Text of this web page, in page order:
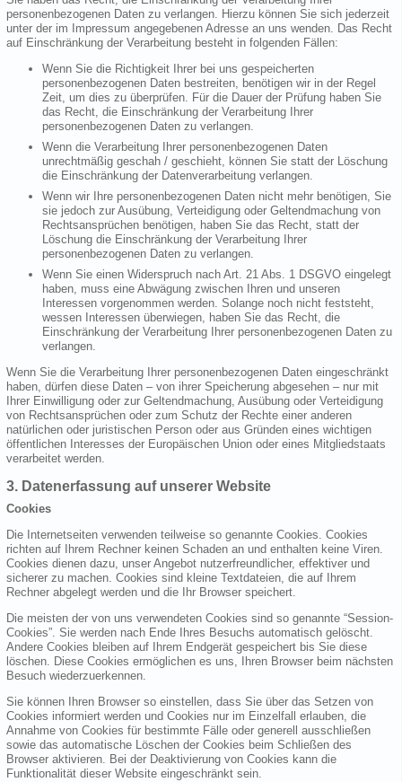
personenbezogenen Daten zu verlangen. Hierzu können Sie sich jederzeit
unter der im Impressum angegebenen Adresse an uns wenden. Das Recht
auf Einschränkung der Verarbeitung besteht in folgenden Fällen:
Wenn Sie die Richtigkeit Ihrer bei uns gespeicherten
personenbezogenen Daten bestreiten, benötigen wir in der Regel
Zeit, um dies zu überprüfen. Für die Dauer der Prüfung haben Sie
das Recht, die Einschränkung der Verarbeitung Ihrer
personenbezogenen Daten zu verlangen.
Wenn die Verarbeitung Ihrer personenbezogenen Daten
unrechtmäßig geschah / geschieht, können Sie statt der Löschung
die Einschränkung der Datenverarbeitung verlangen.
Wenn wir Ihre personenbezogenen Daten nicht mehr benötigen, Sie
sie jedoch zur Ausübung, Verteidigung oder Geltendmachung von
Rechtsansprüchen benötigen, haben Sie das Recht, statt der
Löschung die Einschränkung der Verarbeitung Ihrer
personenbezogenen Daten zu verlangen.
Wenn Sie einen Widerspruch nach Art. 21 Abs. 1 DSGVO eingelegt
haben, muss eine Abwägung zwischen Ihren und unseren
Interessen vorgenommen werden. Solange noch nicht feststeht,
wessen Interessen überwiegen, haben Sie das Recht, die
Einschränkung der Verarbeitung Ihrer personenbezogenen Daten zu
verlangen.
Wenn Sie die Verarbeitung Ihrer personenbezogenen Daten eingeschränkt
haben, dürfen diese Daten – von ihrer Speicherung abgesehen – nur mit
Ihrer Einwilligung oder zur Geltendmachung, Ausübung oder Verteidigung
von Rechtsansprüchen oder zum Schutz der Rechte einer anderen
natürlichen oder juristischen Person oder aus Gründen eines wichtigen
öffentlichen Interesses der Europäischen Union oder eines Mitgliedstaats
verarbeitet werden.
3. Datenerfassung auf unserer Website
Cookies
Die Internetseiten verwenden teilweise so genannte Cookies. Cookies
richten auf Ihrem Rechner keinen Schaden an und enthalten keine Viren.
Cookies dienen dazu, unser Angebot nutzerfreundlicher, effektiver und
sicherer zu machen. Cookies sind kleine Textdateien, die auf Ihrem
Rechner abgelegt werden und die Ihr Browser speichert.
Die meisten der von uns verwendeten Cookies sind so genannte “Session-
Cookies”. Sie werden nach Ende Ihres Besuchs automatisch gelöscht.
Andere Cookies bleiben auf Ihrem Endgerät gespeichert bis Sie diese
löschen. Diese Cookies ermöglichen es uns, Ihren Browser beim nächsten
Besuch wiederzuerkennen.
Sie können Ihren Browser so einstellen, dass Sie über das Setzen von
Cookies informiert werden und Cookies nur im Einzelfall erlauben, die
Annahme von Cookies für bestimmte Fälle oder generell ausschließen
sowie das automatische Löschen der Cookies beim Schließen des
Browser aktivieren. Bei der Deaktivierung von Cookies kann die
Funktionalität dieser Website eingeschränkt sein.